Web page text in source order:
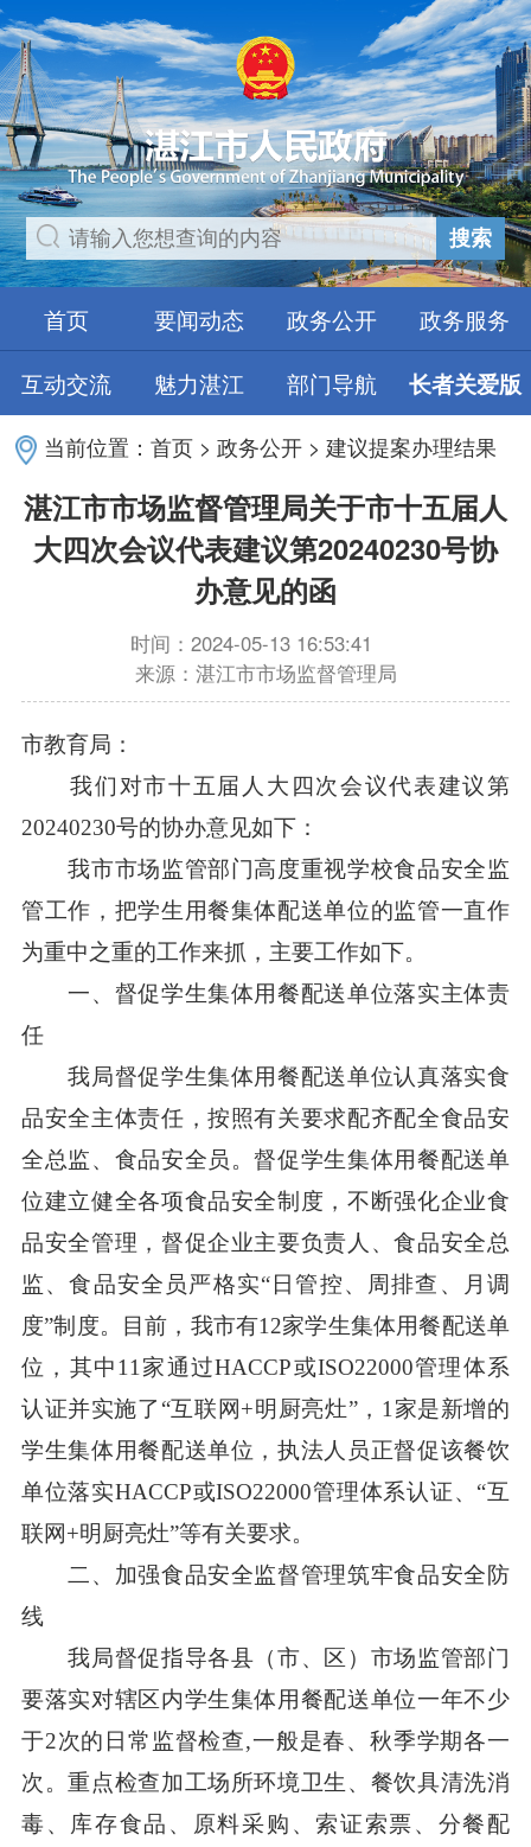
搜索
首页 要闻动态 政务公开
政务服务
互动交流
魅力湛江 部门导航 长者关爱版
当前位置：首页 >政务公开 >建议提案办理结果
湛江市市场监督管理局关于市十五届人
大四次会议代表建议第20240230号协
办意见的函
时间：2024-05-13 16:53:41
来源：湛江市市场监督管理局
市教育局：
我们对市十五届人大四次会议代表建议第
20240230号的协办意见如下：
我市市场监管部门高度重视学校食品安全监
管工作，把学生用餐集体配送单位的监管一直作
为重中之重的工作来抓，主要工作如下。
一、督促学生集体用餐配送单位落实主体责
任
我局督促学生集体用餐配送单位认真落实食
品安全主体责任，按照有关要求配齐配全食品安
全总监、食品安全员。督促学生集体用餐配送单
位建立健全各项食品安全制度，不断强化企业食
品安全管理，督促企业主要负责人、食品安全总
监、食品安全员严格实“日管控、周排查、月调
度”制度。目前，我市有12家学生集体用餐配送单
位，其中11家通过HACCP或ISO22000管理体系
认证并实施了“互联网+明厨亮灶”，1家是新增的
学生集体用餐配送单位，执法人员正督促该餐饮
单位落实HACCP或ISO22000管理体系认证、“互
联网+明厨亮灶”等有关要求。
二、加强食品安全监督管理筑牢食品安全防
线
我局督促指导各县（市、区）市场监管部门
要落实对辖区内学生集体用餐配送单位一年不少
于2次的日常监督检查,一般是春、秋季学期各一
次。重点检查加工场所环境卫生、餐饮具清洗消
毒、库存食品、原料采购、索证索票、分餐配